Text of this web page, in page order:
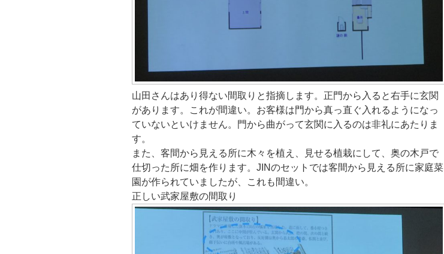
山田さんはあり得ない間取りと指摘します。正門から入ると右手に玄関
があります。これが間違い。お客様は門から真っ直ぐ入れるようになっ
ていないといけません。門から曲がって玄関に入るのは非礼にあたりま
す。
また、客間から見える所に木々を植え、見せる植栽にして、奥の木戸で
仕切った所に畑を作ります。JINのセットでは客間から見える所に家庭菜
園が作られていましたが、これも間違い。
正しい武家屋敷の間取り